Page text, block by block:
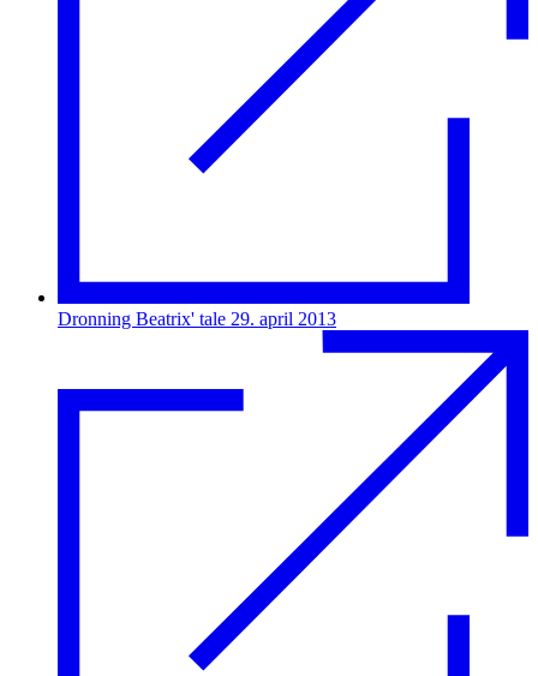
Dronning Beatrix' tale 29. april 2013